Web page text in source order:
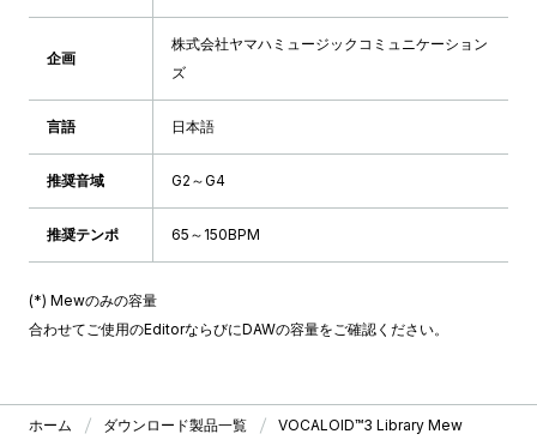
企画
株式会社ヤマハミュージックコミュニケーション
ズ
言語 日本語
推奨音域 G2～G4
推奨テンポ 65～150BPM
(*) Mewのみの容量
合わせてご使用のEditorならびにDAWの容量をご確認ください。
ホーム ダウンロード製品一覧 VOCALOID™3 Library Mew